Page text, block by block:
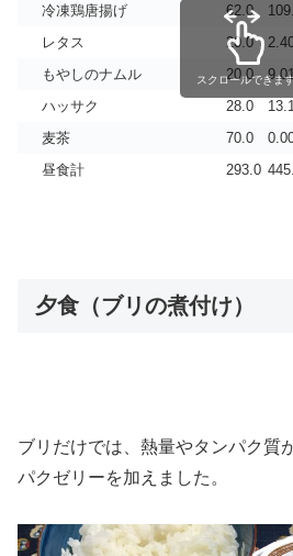
冷凍鶏唐揚げ
62.0
レタス
20.0
もやしのナムル
20.0
ハッサク
28.0
麦茶
70.0
昼食計
293.0
スクロールできま
夕食（ブリの煮付け）
ブリだけでは、熱量やタンパク質
パクゼリーを加えました。